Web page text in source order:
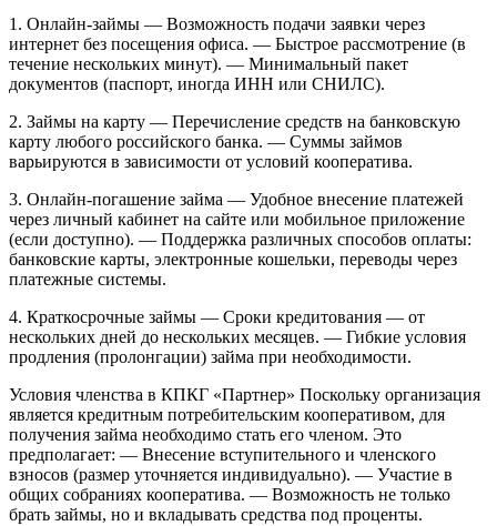
1. Онлайн-займы — Возможность подачи заявки через
интернет без посещения офиса. — Быстрое рассмотрение (в
течение нескольких минут). — Минимальный пакет
документов (паспорт, иногда ИНН или СНИЛС).
2. Займы на карту — Перечисление средств на банковскую
карту любого российского банка. — Суммы займов
варьируются в зависимости от условий кооператива.
3. Онлайн-погашение займа — Удобное внесение платежей
через личный кабинет на сайте или мобильное приложение
(если доступно). — Поддержка различных способов оплаты:
банковские карты, электронные кошельки, переводы через
платежные системы.
4. Краткосрочные займы — Сроки кредитования — от
нескольких дней до нескольких месяцев. — Гибкие условия
продления (пролонгации) займа при необходимости.
Условия членства в КПКГ «Партнер» Поскольку организация
является кредитным потребительским кооперативом, для
получения займа необходимо стать его членом. Это
предполагает: — Внесение вступительного и членского
взносов (размер уточняется индивидуально). — Участие в
общих собраниях кооператива. — Возможность не только
брать займы, но и вкладывать средства под проценты.